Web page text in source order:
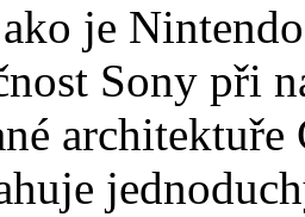
je
Sony při
architektuře